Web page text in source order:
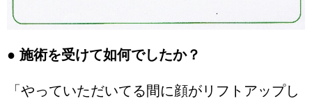
● 施術を受けて如何でしたか？
「やっていただいてる間に顔がリフトアップし